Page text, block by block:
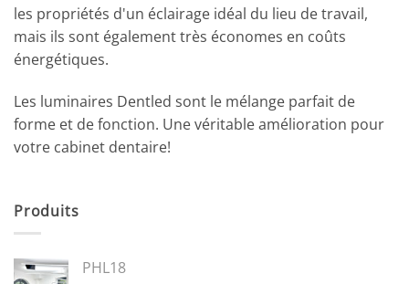
les propriétés d'un éclairage idéal du lieu de travail,
mais ils sont également très économes en coûts
énergétiques.
Les luminaires Dentled sont le mélange parfait de
forme et de fonction. Une véritable amélioration pour
votre cabinet dentaire!
Produits
PHL18